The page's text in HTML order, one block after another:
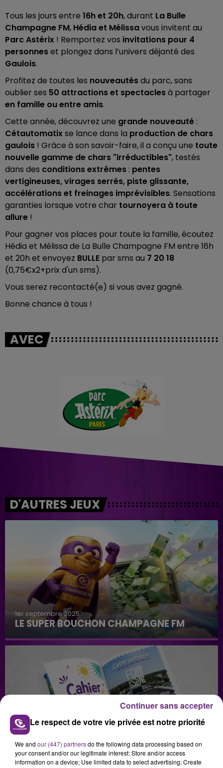
Tous les jours entre 16h et 20h, durant La Bulle
Champagne FM, Hédia et Mélissavous invitent au
Parc Astérix ! Remportez vos invitations pour 4
personneset plongez dans l’univers déjanté des
Gaulois.
Profitez de toutes les nouveautésdu parc, sans
oublier ses 50 attractions et spectaclesà partager
en famille ou entre amis.
Cette année, découvrez une grande nouveauté :
Cétautomatixse lance dans la production de chars
gaulois ! Grâce à son savoir-faire, il a conçu une toute
nouvelle gamme de chars "irréductibles", testés
dans des conditions extrêmes : pentes
vertigineuses, virages serrés, piste glissante,
accélérations et freinages imprévisibles. Sensations
garanties lorsque votre char tournoyera à toute
allure !
Pour gagner vos places pour toute la famille, écoutez
Hédia et Mélissa de La Bulle Champagne FM entre 16h
et 20h et envoyez BULLE par sms au 7 20 18
(0,75€x2+prix d'un sms).
Vous serez recontacté(e) si vous avez gagné.
Bonne chance à tous !
AVEC
D'AUTRES JEUX
1er septembre 2025
LE SUPER BOUCHON CHAMPAGNE FM
29 juillet 2026
GAGNEZ VOS INVITATIONS VIP POUR LES
CONCERTS DE FOIRE EN SCÈNE 2026
Le respect de votre vie privée est notre priorité
We and our (447) partnersdo the following data processing based on
your consent and/or our legitimate interest: Store and/or access
information on a device; Use limited data to select advertising; Create
Continuer sans accepter